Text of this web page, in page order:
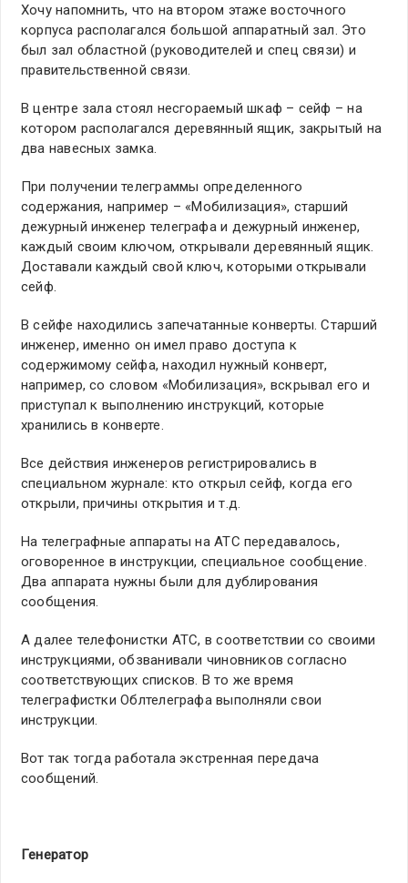
Хочу напомнить, что на втором этаже восточного
корпуса располагался большой аппаратный зал. Это
был зал областной (руководителей и спец связи) и
правительственной связи.
В центре зала стоял несгораемый шкаф – сейф – на
котором располагался деревянный ящик, закрытый на
два навесных замка.
При получении телеграммы определенного
содержания, например – «Мобилизация», старший
дежурный инженер телеграфа и дежурный инженер,
каждый своим ключом, открывали деревянный ящик.
Доставали каждый свой ключ, которыми открывали
сейф.
В сейфе находились запечатанные конверты. Старший
инженер, именно он имел право доступа к
содержимому сейфа, находил нужный конверт,
например, со словом «Мобилизация», вскрывал его и
приступал к выполнению инструкций, которые
хранились в конверте.
Все действия инженеров регистрировались в
специальном журнале: кто открыл сейф, когда его
открыли, причины открытия и т.д.
На телеграфные аппараты на АТС передавалось,
оговоренное в инструкции, специальное сообщение.
Два аппарата нужны были для дублирования
сообщения.
А далее телефонистки АТС, в соответствии со своими
инструкциями, обзванивали чиновников согласно
соответствующих списков. В то же время
телеграфистки Облтелеграфа выполняли свои
инструкции.
Вот так тогда работала экстренная передача
сообщений.
Генератор